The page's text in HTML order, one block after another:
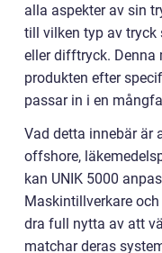
alla aspekter av sin
till vilken typ av tryck
eller difftryck.
produkten efter
passar in i en
Vad detta innebär är
offshore,
kan UNIK 5000
Maskintillverkare
dra full nytta av att
matchar deras